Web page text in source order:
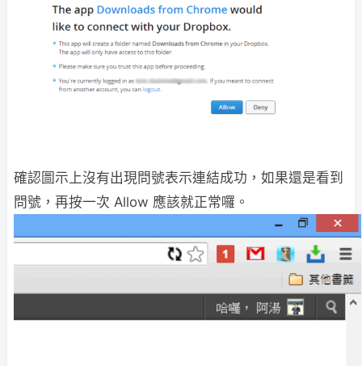
確認圖示上沒有出現問號表示連結成功，如果還是看到
問號，再按一次 Allow 應該就正常囉。